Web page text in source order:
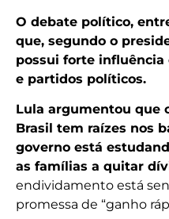
O debate político,
que, segundo o
possui forte
e partidos políticos.
Lula argumentou que
Brasil tem raízes nos
governo está
as famílias a quitar
endividamento está
promessa de “ganho